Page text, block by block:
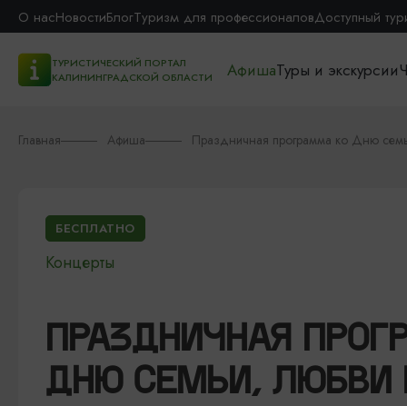
О насНовостиБлогТуризм для профессионаловДоступный
ТУРИСТИЧЕСКИЙ ПОРТАЛ
КАЛИНИНГРАДСКОЙ ОБЛАСТИ
АфишаТуры и экскурсии
Главная Афиша Праздничная программа ко Дню
БЕСПЛАТНО
Концерты
ПРАЗДНИЧНАЯ
ДНЮ СЕМЬИ, ЛЮБВИ